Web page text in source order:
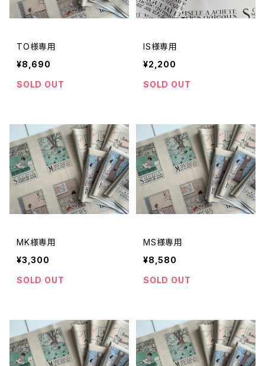
TO様専用
¥8,690
SOLD OUT
IS様専用
¥2,200
SOLD OUT
MK様専用
¥3,300
SOLD OUT
MS様専用
¥8,580
SOLD OUT